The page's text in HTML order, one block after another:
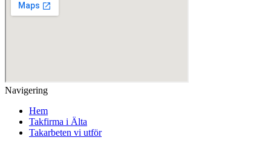
Navigering
Hem
Takfirma i Älta
Takarbeten vi utför